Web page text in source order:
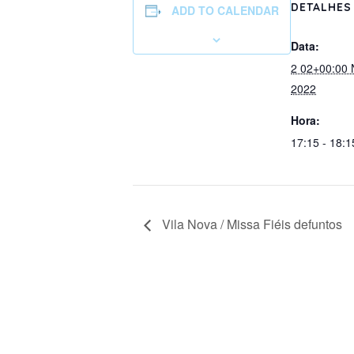
ADD TO CALENDAR DETALHES
Data:
2 02+00:00
2022
Hora:
17:15 -
Vila Nova / Missa Fiéis defuntos